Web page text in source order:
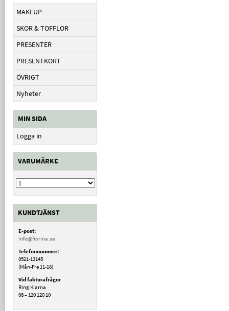
MAKEUP
SKOR & TOFFLOR
PRESENTER
PRESENTKORT
ÖVRIGT
Nyheter
MIN SIDA
Logga in
VARUMÄRKE
KUNDTJÄNST
E-post:
info@fiorina.se
Telefonnummer:
0521-13145
(Mån-Fre 11-16)
Vid fakturafrågor
Ring Klarna
08 – 120 120 10